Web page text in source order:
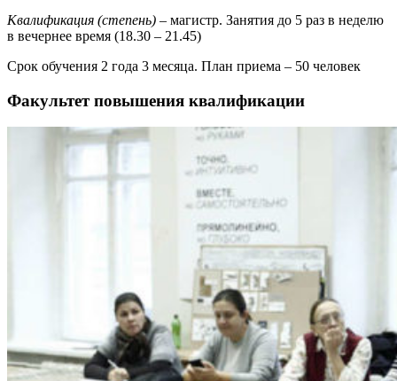
Квалификация (степень) – магистр. Занятия до 5 раз в неделю
в вечернее время (18.30 – 21.45)
Срок обучения 2 года 3 месяца. План приема – 50 человек
Факультет повышения квалификации